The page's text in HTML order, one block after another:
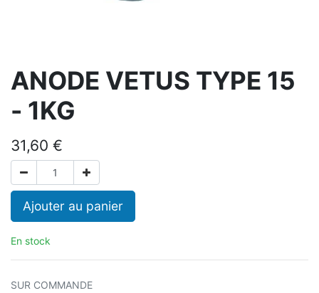
ANODE VETUS TYPE 15
- 1KG
31,60 €
Ajouter au panier
En stock
SUR COMMANDE